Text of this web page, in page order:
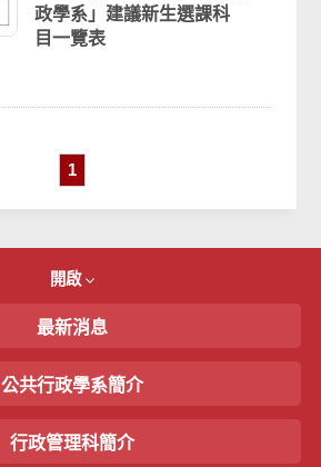
政學系」建議新生選課科
目一覽表
1
開啟
最新消息
公共行政學系簡介
行政管理科簡介